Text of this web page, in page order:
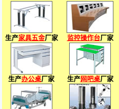
生产家具五金厂家 监控操作台厂家
生产办公桌厂家 生产网吧桌厂家